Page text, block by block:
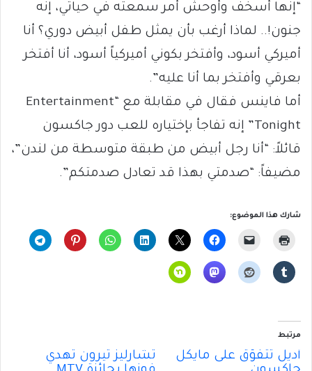
“إنها أسخف وأوحش أمر سمعته في حياتي، إنه
جنون!.. لماذا أرغب بأن يمثل طفل أبيض دوري؟ أنا
أميركي أسود، وأفتخر بكوني أميركياً أسود، أنا أفتخر
بعرقي وأفتخر بما أنا عليه”.
أما فاينس فقال في مقابلة مع “Entertainment
Tonight” إنه تفاجأ بإختياره للعب دور جاكسون
قائلاً: “أنا رجل أبيض من طبقة متوسطة من لندن”،
مضيفاً: “صدمتي بهذا قد تعادل صدمتكم”.
شارك هذا الموضوع:
مرتبط
أديل تتفوّق على مايكل
تشارليز ثيرون تهدي